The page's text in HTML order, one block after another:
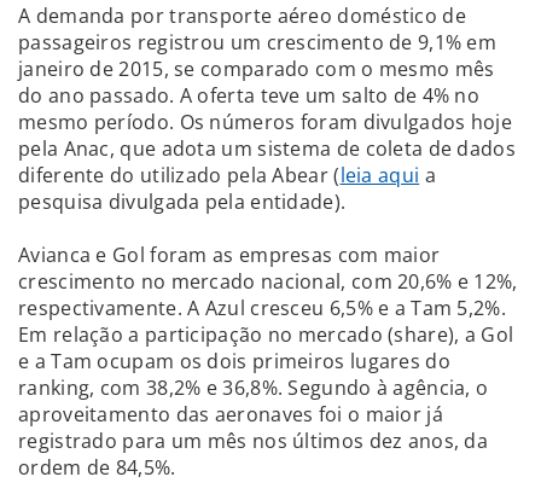
A demanda por transporte aéreo doméstico de
passageiros registrou um crescimento de 9,1% em
janeiro de 2015, se comparado com o mesmo mês
do ano passado. A oferta teve um salto de 4% no
mesmo período. Os números foram divulgados hoje
pela Anac, que adota um sistema de coleta de dados
diferente do utilizado pela Abear (leia aqui a
pesquisa divulgada pela entidade).
Avianca e Gol foram as empresas com maior
crescimento no mercado nacional, com 20,6% e 12%,
respectivamente. A Azul cresceu 6,5% e a Tam 5,2%.
Em relação a participação no mercado (share), a Gol
e a Tam ocupam os dois primeiros lugares do
ranking, com 38,2% e 36,8%. Segundo à agência, o
aproveitamento das aeronaves foi o maior já
registrado para um mês nos últimos dez anos, da
ordem de 84,5%.